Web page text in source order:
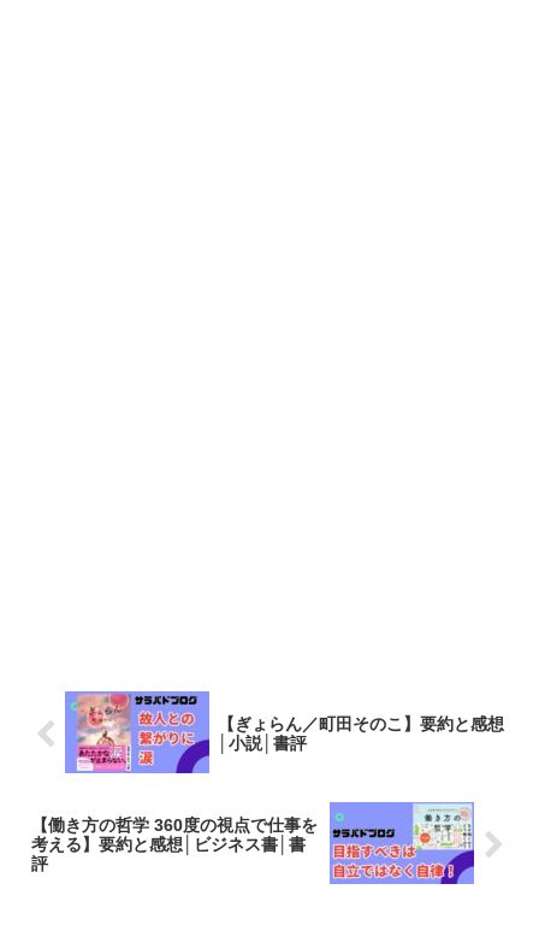
【ぎょらん／町田そのこ】要約と感想
│小説│書評
【働き方の哲学 360度の視点で仕事を
考える】要約と感想│ビジネス書│書
評